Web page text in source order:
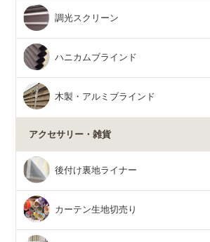
調光スクリーン
ハニカムブラインド
木製・アルミブラインド
アクセサリー・雑貨
後付け裏地ライナー
カーテン生地切売り